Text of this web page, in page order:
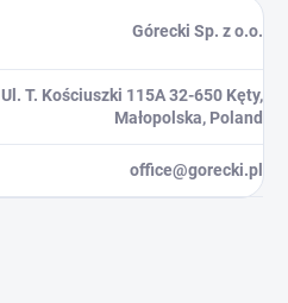
Górecki Sp. z o.o.
Ul. T. Kościuszki 115A 32-650 Kęty,
Małopolska, Poland
office@gorecki.pl